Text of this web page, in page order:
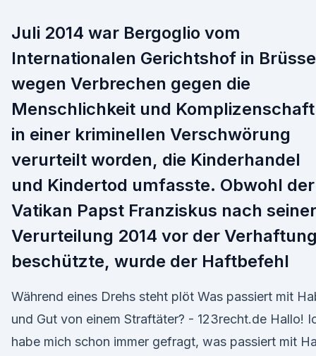
Juli 2014 war Bergoglio vom
Internationalen Gerichtshof in
wegen Verbrechen gegen die
Menschlichkeit und Komplizenschaft
in einer kriminellen Verschwörung
verurteilt worden, die Kinderhandel
und Kindertod umfasste. Obwohl der
Vatikan Papst Franziskus nach seiner
Verurteilung 2014 vor der Verhaftung
beschützte, wurde der Haftbefehl
Während eines Drehs steht plöt Was passiert mit
und Gut von einem Straftäter? - 123recht.de Hallo!
habe mich schon immer gefragt, was passiert mit